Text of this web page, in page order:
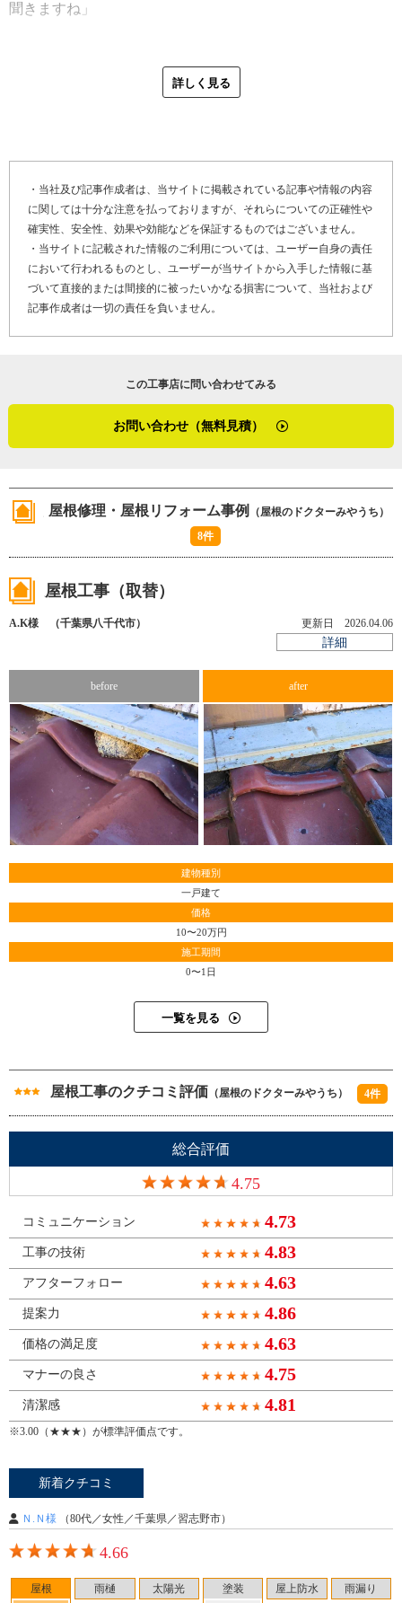
店で働くことになります。そこでは、一つのところで働い
ました。大手住宅メーカーの仕事もあったので、そこで
色々な話も聞けたし、沢山の外注職人さんと知り合いまし
い期間でしたがありがたかったですね。宮内瓦店に戻って
からは、父から本格的に仕事の厳しさを教わりました。父
は細やかな仕事をする人で、私が屋根工事の仕上がりに対
して『これくらいでいいかな』と妥協する箇所は、必ず指
摘されました。瓦自体にも厳しい目をもっていて、少しで
も質の悪いものが混ざっていると『この瓦で仕事はできな
い』と言って、屋根に上がっている瓦を全部下ろすことも
根のドクターみやうちを創業します。創業当時は、若い経
いもしたそうです。それでも、自分を頼ってリピートして
内さんはいいます。
今まで屋根工事業をしていて、嬉しかったことは？の問い
に「屋根工事の技術に直接関係ある話ではないんですが、
あるよ』と声をかけられたことがありました。ＰＴＡ会長
をしていて、学校に出入りしていた影響もあったと思うん
ですが、私の仕事が屋根工事だと子どもが知っていたんで
かなと、それが嬉しかったです」
「これからの会社の展望としては…、本音ではもう１人従
業員がほしいところです。でも、やはりこれまでと同じよ
うに、同業者や仲間と協力しながら真面目に仕事をしてい
く、それに尽きるかな。板金屋やクロス屋の仲間もいるの
で、屋根瓦工事の最中に見つけた住宅の不具合も、すぐに
相談できる相手がいます。小人数でやっていますが、横の
つながりがあるので心強いです」
の話をしたことがありました」
さらに、日々の屋根工事で大切にしていることをお尋ねし
たところ、「屋根は下から見るものなので、屋根リフォー
たら必ず直します」との回答。
「屋根のドクター」というと「直す」に特化した印象が強
いですが、ここには、見た目の美しさにもこだわる宮内さ
んの職人魂が感じられます。
次に実際の雨漏り修理について伺うと、最近はコロニアル
（※１）の塗装が原因になっている事例がとても多いとの
の中に入った水のはけ口となる部分（下場）が詰まってい
る事例がよくあります。ペンキが厚塗りになってわずかに
空いた水のはけ口が塗料で埋められてしまい、水がコロニ
アル内部に留まり、徐々に下地材に浸透し雨漏りとなって
た。１度目のペンキ塗りの時点ではわりと平気なのです
が、２度目以降の塗装後に雨漏りをしたら、縁切りができ
ていないのを疑いますね。セメント瓦でも同じです。水の
通り道がなければ、雨漏りするのは当然です」
また、千葉県習志野市の屋根工事の地域性について伺う
と、「ここ千葉県習志野市は風が強い。板金屋根であれ
ば、ガイドラインの屋根補修に加えて、釘をビスに変えた
り、打ち込む本数を増やしたりします。潮風もくるので、
なるべく銅板よりもステンレスを使うなど、塩害対策も考
えますね」
※１ コロニアル…セメントを固めて塗装した板状の屋根
※２ 縁切り…コロニアルに塗装を施すと、中に侵入した
水を流れさせるための隙間部分に塗料が溜まってしまうこ
工具を用いて、隙間をあける作業を縁切りという。
聞きますね」
えのお客さまへメッセージです。
「屋根のドクターみやうちは、現在は私１人で取りまわし
ん。でも、そこは同業者仲間との横のつながりで十分にカ
バーします。あと、職人が私１人ということは、お客さま
に対して担当が変わらないという強みでもあるんです。職
人が変わると『雨漏りを止める』という最終的な目的は同
じでも、工程やおさまりに差が出ます。でも、私がやって
いる限りずっとフォローができるので、そこは安心してく
ださい。屋根の点検だけでもお伺いしますので、気軽にお
がり、習志野という地域とのつながりも大切にしている宮
終始笑顔と笑い声があふれていました。屋根のドクターみ
野市に根付いた温かみのある屋根リフォーム店です。
詳しく見る
・当社及び記事作成者は、当サイトに掲載されている記事や情報の内容
に関しては十分な注意を払っておりますが、それらについての正確性や
確実性、安全性、効果や効能などを保証するものではございません。
・当サイトに記載された情報のご利用については、ユーザー自身の責任
において行われるものとし、ユーザーが当サイトから入手した情報に基
づいて直接的または間接的に被ったいかなる損害について、当社および
記事作成者は一切の責任を負いません。
この工事店に問い合わせてみる
お問い合わせ（無料見積）
屋根修理・屋根リフォーム事例
（屋根のドクターみやうち）
8件
屋根工事（取替）
A.K様 （千葉県八千代市） 更新日 2026.04.06
詳細
before after
建物種別
一戸建て
価格
10〜20万円
施工期間
0〜1日
一覧を見る
屋根工事のクチコミ評価 （屋根のドクターみやうち） 4件
総合評価
4.75
コミュニケーション 4.73
工事の技術 4.83
アフターフォロー 4.63
提案力 4.86
価格の満足度 4.63
マナーの良さ 4.75
清潔感 4.81
※3.00（★★★）が標準評価点です。
新着クチコミ
Ｎ.Ｎ様 （80代／女性／千葉県／習志野市）
4.66
屋根
雨樋 太陽光
塗装
屋上防水 雨漏り